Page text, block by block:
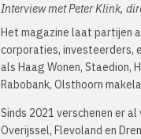
Interview met Peter Klink,
Het magazine laat partijen
corporaties, investeerders,
als Haag Wonen, Staedion,
Rabobank, Olsthoorn
Sinds 2021 verschenen er
Overijssel, Flevoland en